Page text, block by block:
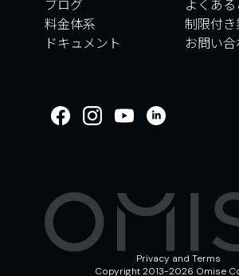
ブログ
料金体系
ドキュメント
よくあ
制限付
お問い
Privacy and Terms
Copyright 2013-2026 Omise